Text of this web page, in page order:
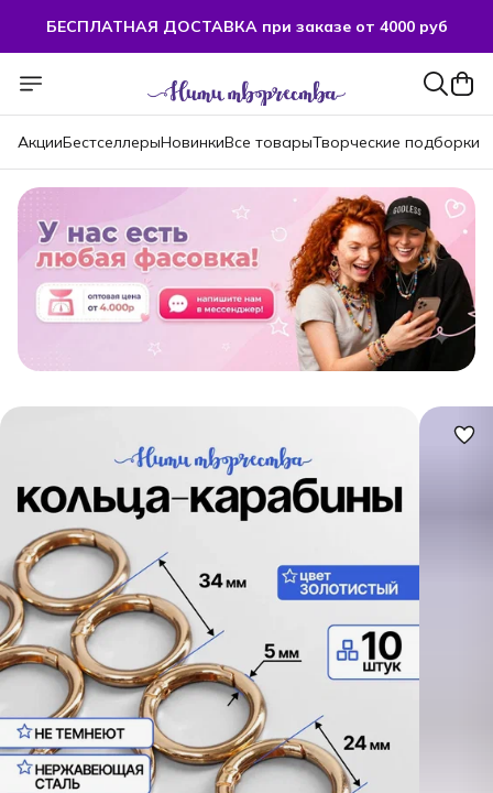
БЕСПЛАТНАЯ ДОСТАВКА при заказе от 4000 руб
БЕСПЛАТНАЯ ДОСТАВКА при заказе от 4000 руб
АкцииБестселлерыНовинкиВсе товарыТворческие подборки